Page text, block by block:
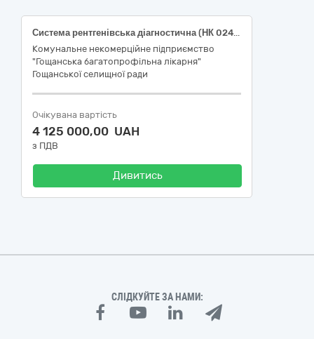
Система рентгенівська діагностична (НК 024:2023 – 37645 – Система рентгенівська діагностична стаціонарна загального призначення цифрова; НК 031:2024 – Z11031101 – Мультифункціональні системи для прямої цифрової рентгенології)
Комунальне некомерційне підприємство
"Гощанська багатопрофільна лікарня"
Гощанської селищної ради
Очікувана вартість
4 125 000,00 UAH
з ПДВ
Дивитись
СЛІДКУЙТЕ ЗА НАМИ: